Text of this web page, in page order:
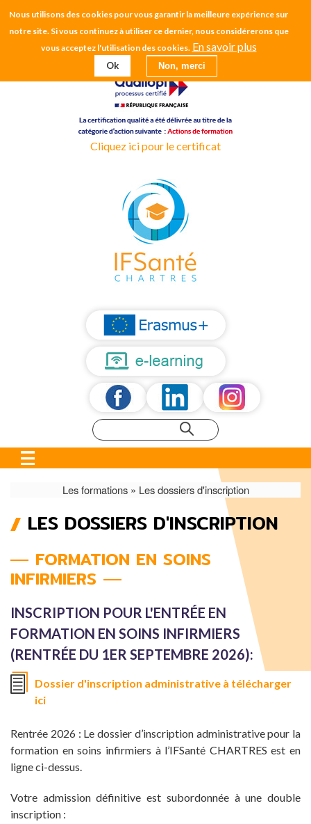
Nous utilisons des cookies pour vous garantir la meilleure expérience sur
notre site. Si vous continuez à utiliser ce dernier, nous considérerons que
vous acceptez l'utilisation des cookies. En savoir plus
Ok Non, merci
au
contenu
principal
CH CHARTRES
EHPAD
Cliquez ici pour le certificat
FIL
D'ARIANE
Les formations Les dossiers d'inscription
LES DOSSIERS D'INSCRIPTION
FORMATION EN SOINS
INFIRMIERS
INSCRIPTION POUR L'ENTRÉE EN
FORMATION EN SOINS INFIRMIERS
(RENTRÉE DU 1ER SEPTEMBRE 2026):
Dossier d'inscription administrative à télécharger
ici
Rentrée 2026 : Le dossier d’inscription administrative pour la
formation en soins infirmiers à l’IFSanté CHARTRES est en
ligne ci-dessus.
Votre admission définitive est subordonnée à une double
inscription :